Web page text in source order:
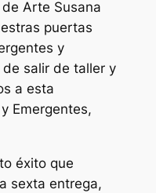
Arte Susana
puertas
y
salir de taller y
a esta
Emergentes,
éxito que
sexta entrega,